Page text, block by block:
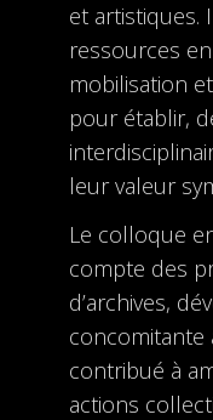
et artistiques.
ressources
mobilisation
pour établir,
leur valeur
Le colloque
compte des
d’archives,
concomitante
contribué à
actions